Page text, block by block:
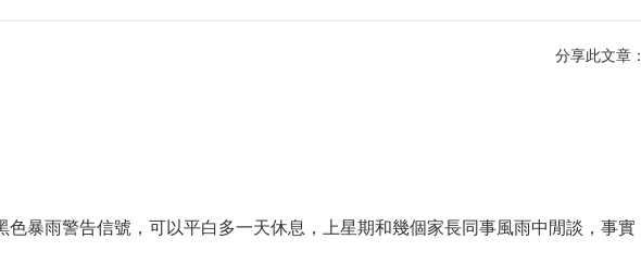
分享此文章：
暴雨警告信號，可以平白多一天休息，上星期和幾個家長同事風雨中閒談，事實